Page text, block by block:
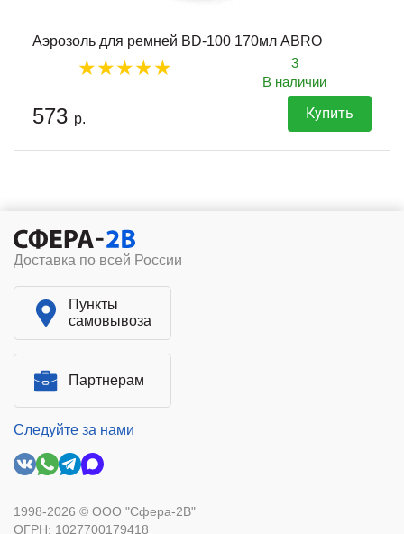
Аэрозоль для ремней BD-100 170мл ABRO
3
В наличии
573 р. Купить
Доставка по всей России
Пункты
самовывоза
Партнерам
Следуйте за нами
1998-2026 © ООО "Сфера-2В"
ОГРН: 1027700179418